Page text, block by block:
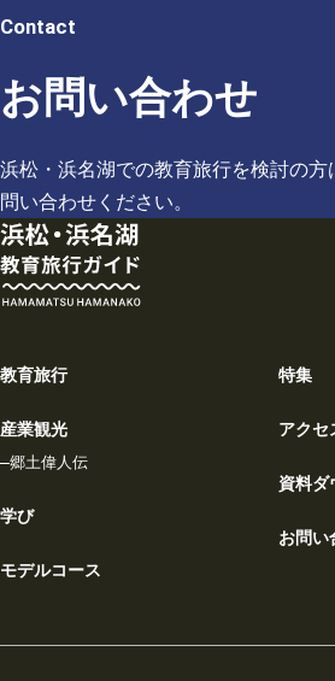
Contact
お問い合わせ
浜松・浜名湖での教育旅行を検討の方
問い合わせください。
教育旅行
産業観光
郷土偉人伝
学び
モデルコース
特集
アクセ
資料ダ
お問い